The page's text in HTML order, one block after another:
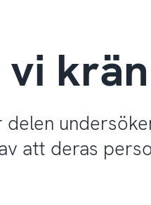
delen
att deras